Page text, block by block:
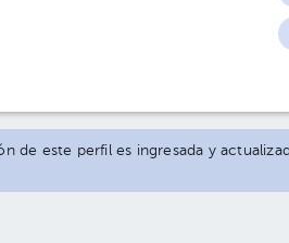
de este perfil es ingresada y